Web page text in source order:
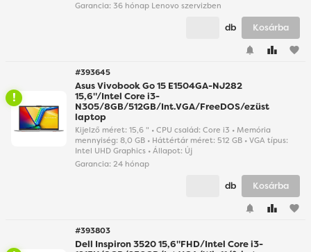
Garancia: 36 hónap Lenovo szervizben
favorite
db Kosárba
#393645
Asus Vivobook Go 15 E1504GA-NJ282
15,6"/Intel Core i3-
N305/8GB/512GB/Int.VGA/FreeDOS/ezüst
laptop
Kijelző méret: 15,6 " • CPU család: Core i3 • Memória
mennyiség: 8,0 GB • Háttértár méret: 512 GB • VGA típus:
Intel UHD Graphics • Állapot: Új
Garancia: 24 hónap
favorite
db Kosárba
#393803
Dell Inspiron 3520 15,6"FHD/Intel Core i3-